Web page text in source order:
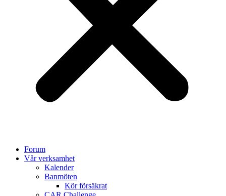
Forum
Vår verksamhet
Kalender
Banmöten
Kör försäkrat